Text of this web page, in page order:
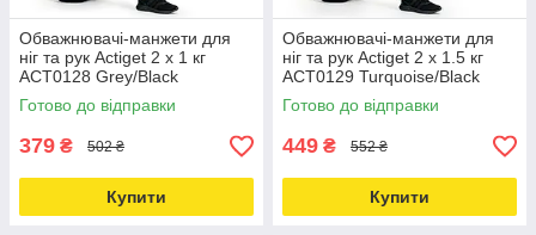
Обважнювачі-манжети для
ніг та рук Actiget 2 x 1 кг
ACT0128 Grey/Black
Love&Life -online-multimarket-
Готово до відправки
379 ₴ 502 ₴
Купити
Обважнювачі-манжети для
ніг та рук Actiget 2 x 1.5 кг
ACT0129 Turquoise/Black
Love&Life -online-multimarket-
Готово до відправки
449 ₴ 552 ₴
Купити